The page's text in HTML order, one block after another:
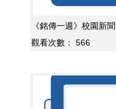
《銘傳一週》校園新
觀看次數：
566